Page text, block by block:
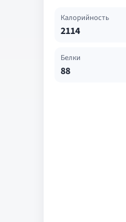
Калорийность
2114
Белки
88